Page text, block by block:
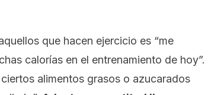
que hacen ejercicio es “me
calorías en el entrenamiento de hoy”.
alimentos grasos o azucarados